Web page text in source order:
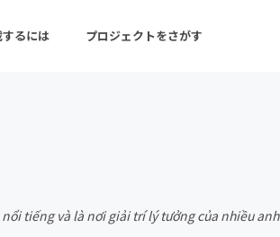
るには プロジェクトをさがす
ロジェクト
舞台・パフォーマンス
tiếng và là nơi giải trí lý tưởng của nhiều anh